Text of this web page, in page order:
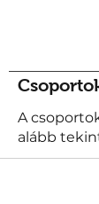
A
alább